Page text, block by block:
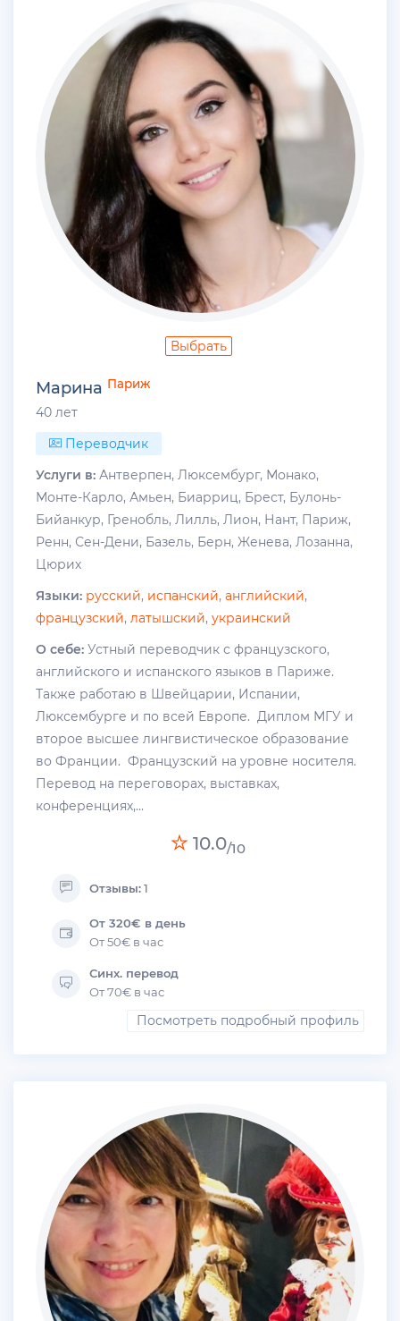
Выбрать
Марина Париж
40 лет
Переводчик
Услуги в: Антверпен, Люксембург, Монако,
Монте-Карло, Амьен, Биарриц, Брест, Булонь-
Бийанкур, Гренобль, Лилль, Лион, Нант, Париж,
Ренн, Сен-Дени, Базель, Берн, Женева, Лозанна,
Цюрих
Языки: русский, испанский, английский,
французский, латышский, украинский
О себе: Устный переводчик с французского,
английского и испанского языков в Париже.
Также работаю в Швейцарии, Испании,
Люксембурге и по всей Европе. Диплом МГУ и
второе высшее лингвистическое образование
во Франции. Французский на уровне носителя.
Перевод на переговорах, выставках,
конференциях,...
10.0/10
Отзывы:1
От 320€ в день
От 50€ в час
Синх. перевод
От 70€ в час
Посмотреть подробный профиль